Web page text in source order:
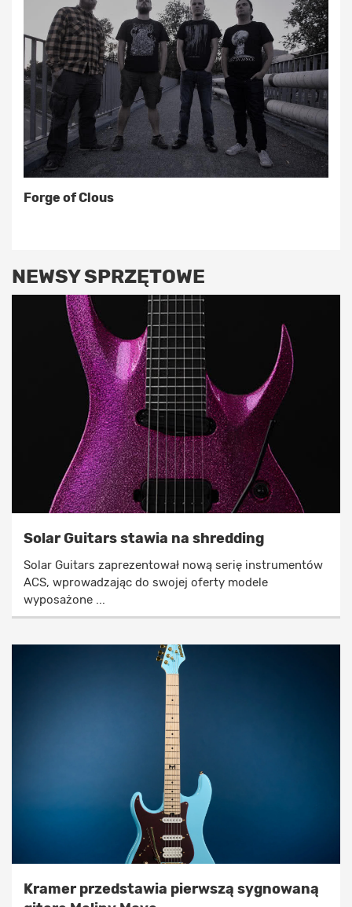
Forge of Clous
NEWSY SPRZĘTOWE
Solar Guitars stawia na shredding
Solar Guitars zaprezentował nową serię instrumentów
ACS, wprowadzając do swojej oferty modele
wyposażone ...
Kramer przedstawia pierwszą sygnowaną